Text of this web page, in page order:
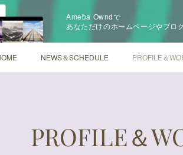
Ameba Owndで
あなただけのホームページやブロ
NEWS＆SCHEDULE PROFILE＆
PROFILE＆